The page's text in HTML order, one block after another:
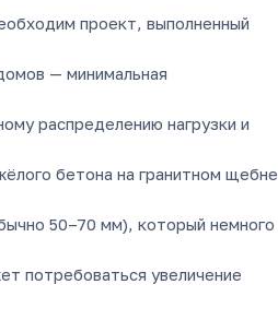
проект, выполненный
— минимальная
распределению нагрузки и
бетона на гранитном щебне
50–70 мм), который немного
потребоваться увеличение